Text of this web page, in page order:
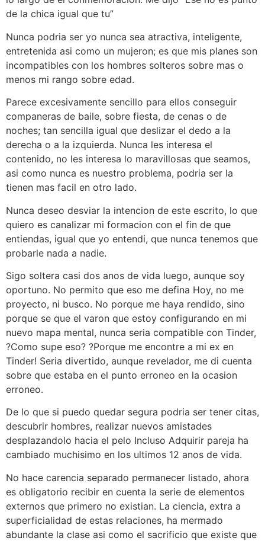
de la chica igual que tu”
Nunca podri­a ser yo nunca sea atractiva, inteligente,
entretenida asi­ como un mujeron; es que mis planes son
incompatibles con los hombres solteros sobre mas o
menos mi rango sobre edad.
Parece excesivamente sencillo para ellos conseguir
companeras de baile, sobre fiesta, de cenas o de
noches; tan sencilla igual que deslizar el dedo a la
derecha o a la izquierda. Nunca les interesa el
contenido, no les interesa lo maravillosas que seamos,
asi­ como nunca es nuestro problema, podri­a ser la
tienen mas facil en otro lado.
Nunca deseo desviar la intencion de este escrito, lo que
quiero es canalizar mi formacion con el fin de que
entiendas, igual que yo entendi, que nunca tenemos que
probarle nada a nadie.
Sigo soltera casi dos anos de vida luego, aunque soy
oportuno. No permito que eso me defina Hoy, no me
proyecto, ni busco. No porque me haya rendido, sino
porque se que el varon que estoy configurando en mi
nuevo mapa mental, nunca seri­a compatible con Tinder,
?Como supe eso? ?Porque me encontre a mi ex en
Tinder! Seri­a divertido, aunque revelador, me di cuenta
sobre que estaba en el punto erroneo en la ocasion
erroneo.
De lo que si puedo quedar segura podri­a ser tener citas,
descubrir hombres, realizar nuevos amistades
desplazandolo hacia el pelo Incluso Adquirir pareja ha
cambiado muchisimo en los ultimos 12 anos de vida.
No hace carencia separado permanecer listado, ahora
es obligatorio recibir en cuenta la serie de elementos
externos que primero no existian. La ciencia, extra a
superficialidad de estas relaciones, ha mermado
abundante la clase asi­ como el sacrificio que existe que